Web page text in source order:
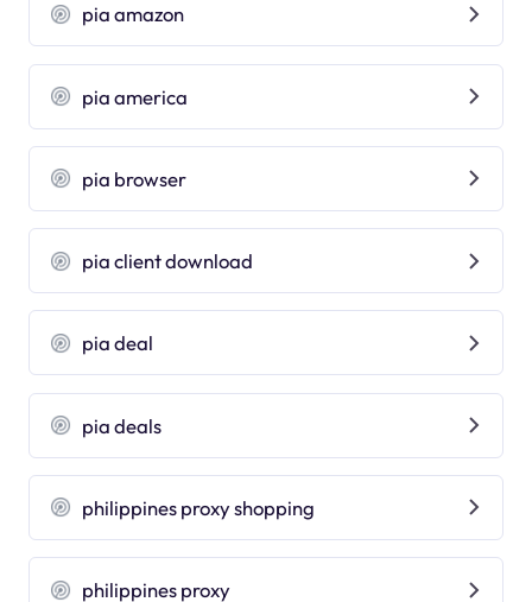
pia amazon
pia america
pia browser
pia client download
pia deal
pia deals
philippines proxy shopping
philippines proxy